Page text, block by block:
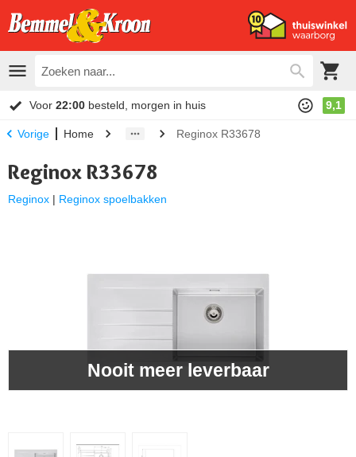
Voor 22:00 besteld, morgen in huis 9,1
Vorige Home Reginox R33678
Reginox R33678
Reginox | Reginox spoelbakken
Nooit meer leverbaar